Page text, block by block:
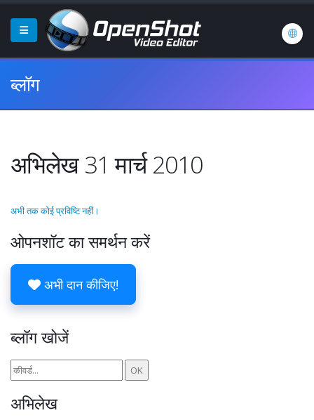
ब्लॉग
अभिलेख 31 मार्च 2010
अभी तक कोई प्रविष्टि नहीं।
ओपनशॉट का समर्थन करें
अभी दान कीजिए!
ब्लॉग खोजें
अभिलेख